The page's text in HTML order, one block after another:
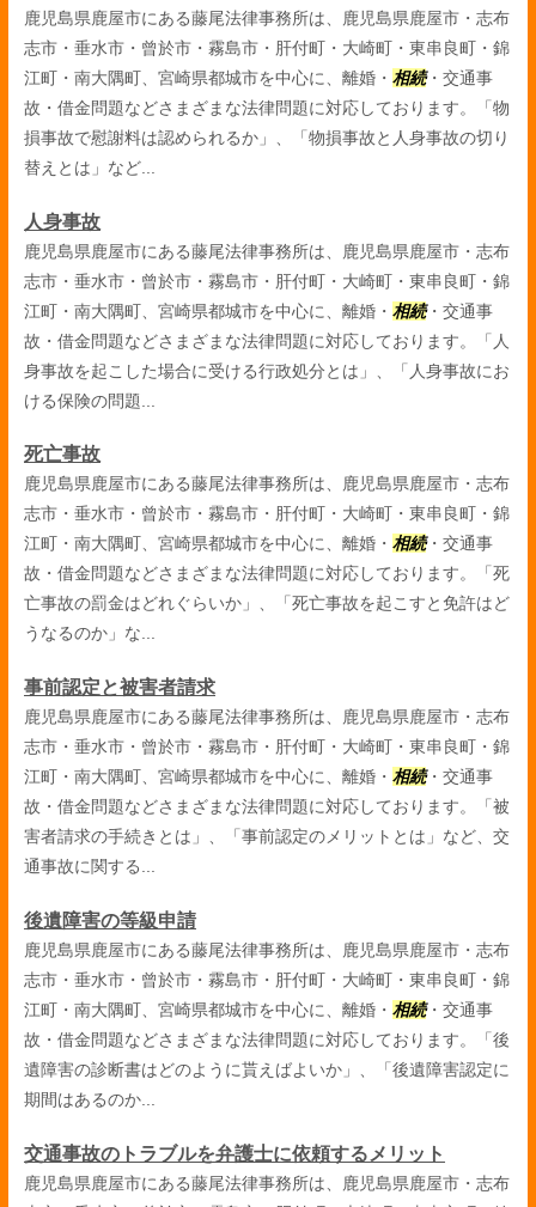
鹿児島県鹿屋市にある藤尾法律事務所は、鹿児島県鹿屋市・志布
志市・垂水市・曾於市・霧島市・肝付町・大崎町・東串良町・錦
江町・南大隅町、宮崎県都城市を中心に、離婚・ 相続・交通事
故・借金問題などさまざまな法律問題に対応しております。「物
損事故で慰謝料は認められるか」、「物損事故と人身事故の切り
替えとは」など...
人身事故
鹿児島県鹿屋市にある藤尾法律事務所は、鹿児島県鹿屋市・志布
志市・垂水市・曾於市・霧島市・肝付町・大崎町・東串良町・錦
江町・南大隅町、宮崎県都城市を中心に、離婚・ 相続・交通事
故・借金問題などさまざまな法律問題に対応しております。「人
身事故を起こした場合に受ける行政処分とは」、「人身事故にお
ける保険の問題...
死亡事故
鹿児島県鹿屋市にある藤尾法律事務所は、鹿児島県鹿屋市・志布
志市・垂水市・曾於市・霧島市・肝付町・大崎町・東串良町・錦
江町・南大隅町、宮崎県都城市を中心に、離婚・ 相続・交通事
故・借金問題などさまざまな法律問題に対応しております。「死
亡事故の罰金はどれぐらいか」、「死亡事故を起こすと免許はど
うなるのか」な...
事前認定と被害者請求
鹿児島県鹿屋市にある藤尾法律事務所は、鹿児島県鹿屋市・志布
志市・垂水市・曾於市・霧島市・肝付町・大崎町・東串良町・錦
江町・南大隅町、宮崎県都城市を中心に、離婚・ 相続・交通事
故・借金問題などさまざまな法律問題に対応しております。「被
害者請求の手続きとは」、「事前認定のメリットとは」など、交
通事故に関する...
後遺障害の等級申請
鹿児島県鹿屋市にある藤尾法律事務所は、鹿児島県鹿屋市・志布
志市・垂水市・曾於市・霧島市・肝付町・大崎町・東串良町・錦
江町・南大隅町、宮崎県都城市を中心に、離婚・ 相続・交通事
故・借金問題などさまざまな法律問題に対応しております。「後
遺障害の診断書はどのように貰えばよいか」、「後遺障害認定に
期間はあるのか...
交通事故のトラブルを弁護士に依頼するメリット
鹿児島県鹿屋市にある藤尾法律事務所は、鹿児島県鹿屋市・志布